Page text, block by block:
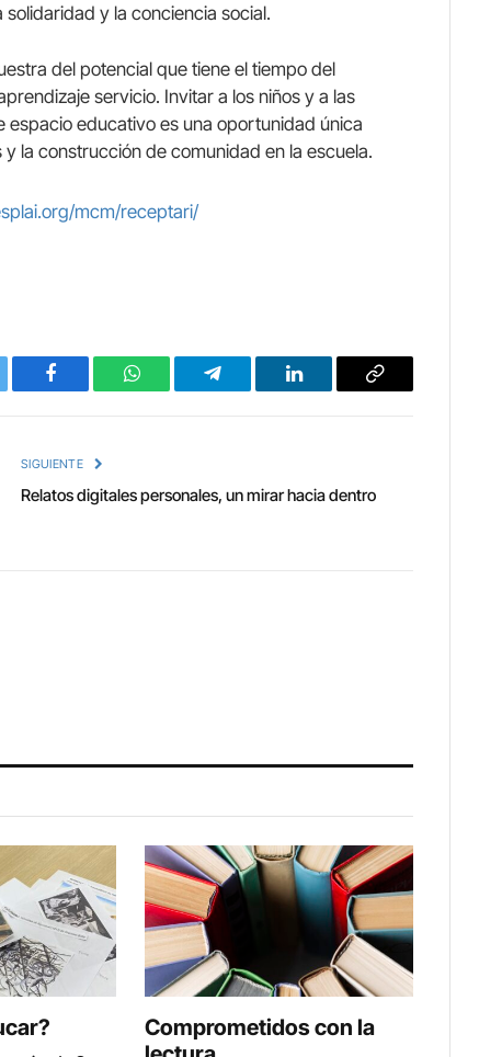
y la conciencia social.
del potencial que tiene el tiempo del
servicio. Invitar a los niños y a las
educativo es una oportunidad única
la construcción de comunidad en la escuela.
mcm/receptari/
Facebook WhatsAppTelegram LinkedIn Copy
SIGUIENTE
Relatos digitales personales, un mirar hacia dentro
Comprometidos con la